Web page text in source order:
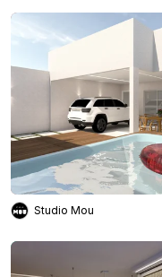
Studio Mou